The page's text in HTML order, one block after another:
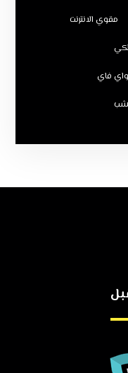
مقوي الانترنت
واي فاي